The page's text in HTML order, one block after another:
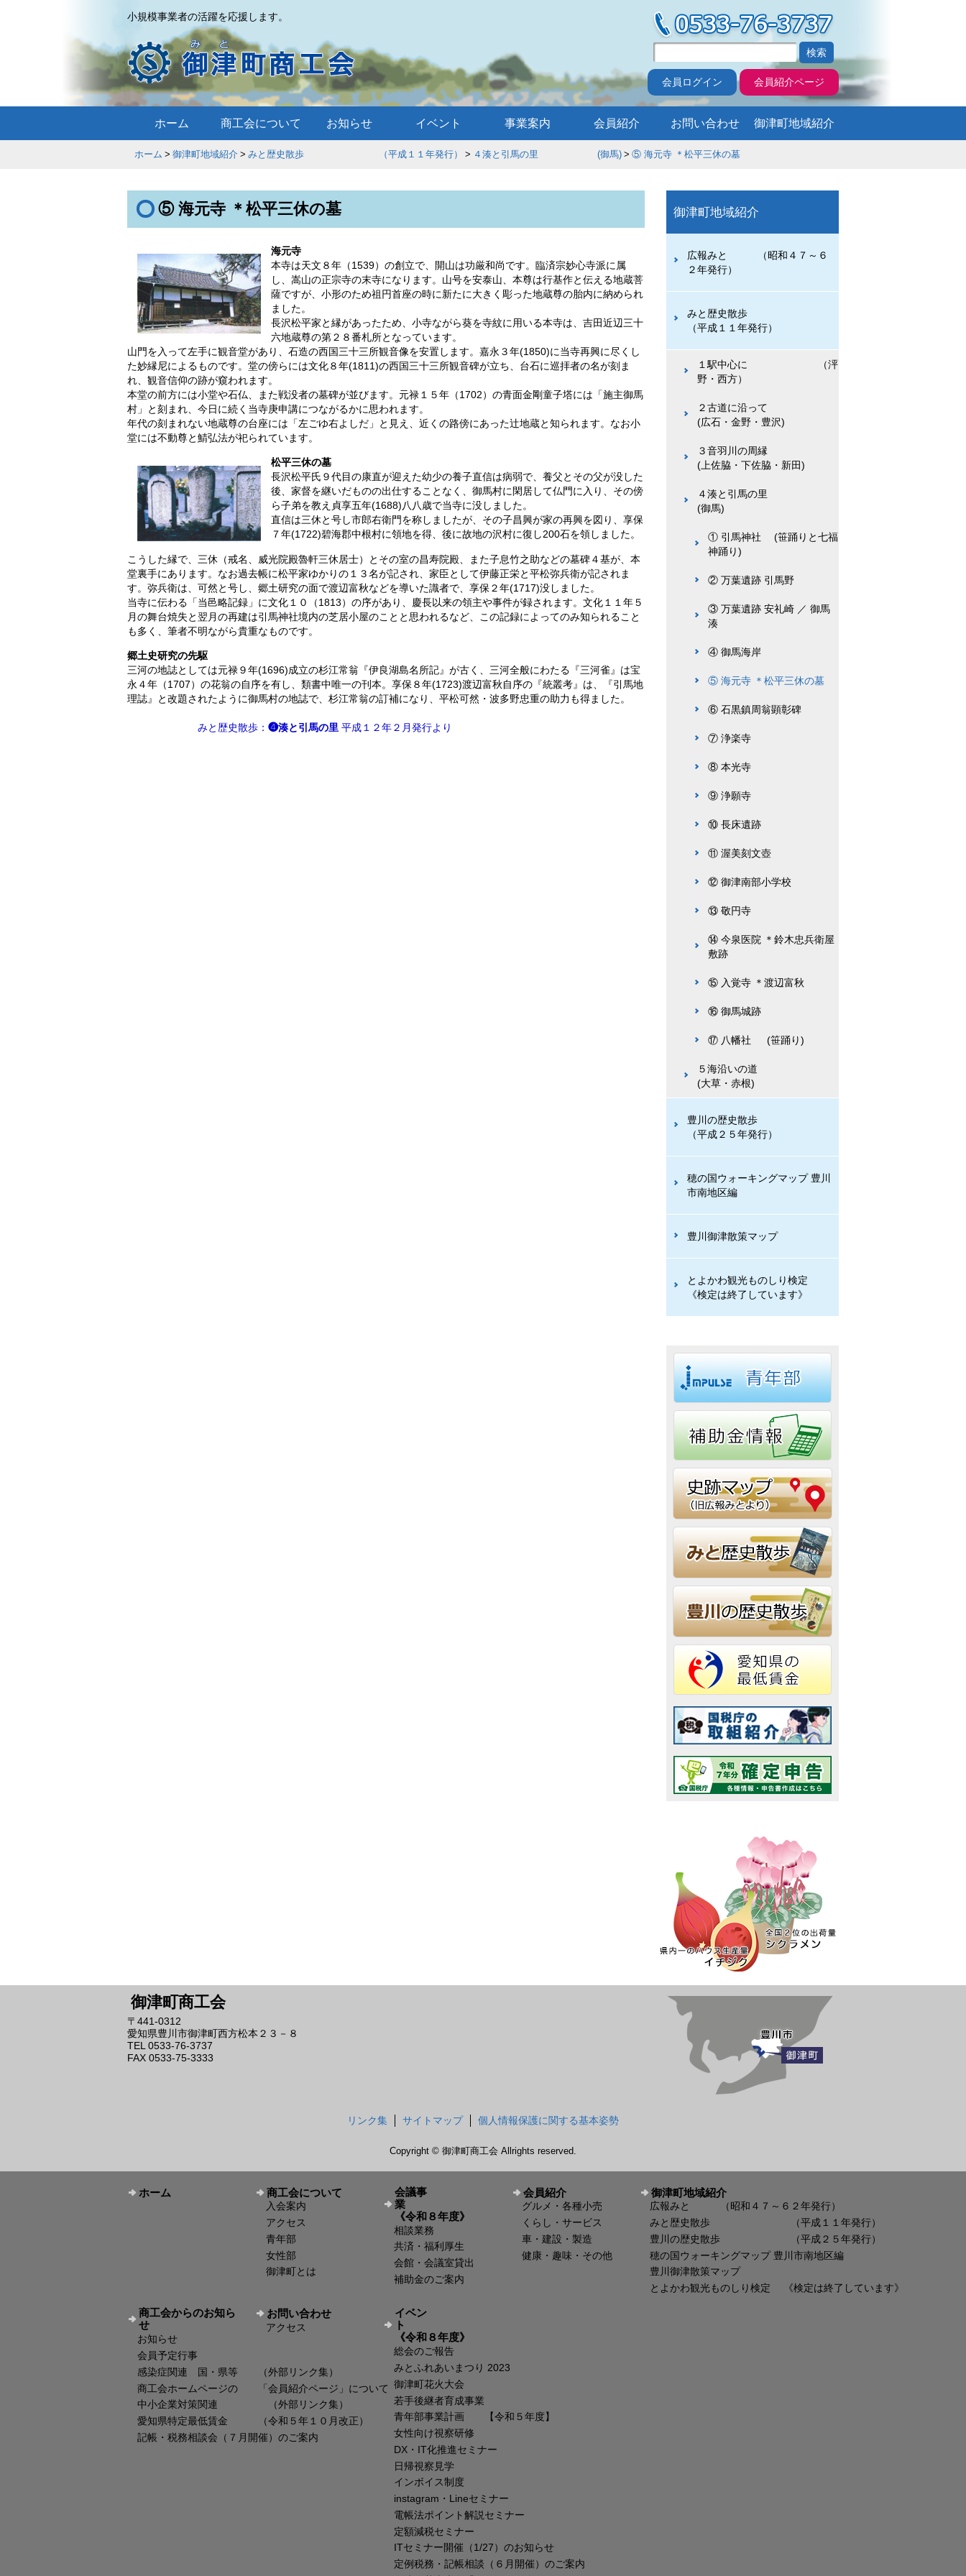
小規模事業者の活躍を応援します。
会員ログイン 会員紹介ページ
ホーム 商工会について お知らせ イベント 事業案内 会員紹介 お問い合わせ 御津町地域紹介
ホーム 御津町地域紹介 みと歴史散歩 （平成１１年発行） ４湊と引馬の里 (御馬) ⑤ 海元寺 ＊松平三休の墓
⑤ 海元寺 ＊松平三休の墓
海元寺
本寺は天文８年（1539）の創立で、開山は功厳和尚です。臨済宗妙心寺派に属
し、嵩山の正宗寺の末寺になります。山号を安泰山、本尊は行基作と伝える地蔵菩
薩ですが、小形のため祖円首座の時に新たに大きく彫った地蔵尊の胎内に納められ
ました。
長沢松平家と縁があったため、小寺ながら葵を寺紋に用いる本寺は、吉田近辺三十
六地蔵尊の第２８番札所となっています。
山門を入って左手に観音堂があり、石造の西国三十三所観音像を安置します。嘉永３年(1850)に当寺再興に尽くし
た妙縁尼によるものです。堂の傍らには文化８年(1811)の西国三十三所観音碑が立ち、台石に巡拝者の名が刻ま
れ、観音信仰の跡が窺われます。
本堂の前方には小堂や石仏、また戦没者の墓碑が並びます。元禄１５年（1702）の青面金剛童子塔には「施主御馬
村」と刻まれ、今日に続く当寺庚申講につながるかに思われます。
年代の刻まれない地蔵尊の台座には「左ごゆ右よしだ」と見え、近くの路傍にあった辻地蔵と知られます。なお小
堂には不動尊と鯖弘法が祀られています。
松平三休の墓
長沢松平氏９代目の康直が迎えた幼少の養子直信は病弱で、養父とその父が没した
後、家督を継いだものの出仕することなく、御馬村に閑居して仏門に入り、その傍
ら子弟を教え貞享五年(1688)八八歳で当寺に没しました。
直信は三休と号し市郎右衛門を称しましたが、その子昌興が家の再興を図り、享保
７年(1722)碧海郡中根村に領地を得、後に故地の沢村に復し200石を領しました。
こうした縁で、三休（戒名、威光院殿魯軒三休居士）とその室の昌寿院殿、また子息竹之助などの墓碑４基が、本
堂裏手にあります。なお過去帳に松平家ゆかりの１３名が記され、家臣として伊藤正栄と平松弥兵衛が記されま
す。弥兵衛は、可然と号し、郷土研究の面で渡辺富秋などを導いた識者で、享保２年(1717)没しました。
当寺に伝わる「当邑略記録」に文化１０（1813）の序があり、慶長以来の領主や事件が録されます。文化１１年５
月の舞台焼失と翌月の再建は引馬神社境内の芝居小屋のことと思われるなど、この記録によってのみ知られること
も多く、筆者不明ながら貴重なものです。
郷土史研究の先駆
三河の地誌としては元禄９年(1696)成立の杉江常翁『伊良湖島名所記』が古く、三河全般にわたる『三河雀』は宝
永４年（1707）の花翁の自序を有し、類書中唯一の刊本。享保８年(1723)渡辺富秋自序の『統叢考』は、『引馬地
理誌』と改題されたように御馬村の地誌で、杉江常翁の訂補になり、平松可然・波多野忠重の助力も得ました。
みと歴史散歩 ： ❹湊と引馬の里 平成１２年２月発行より
御津町地域紹介
広報みと （昭和４７～６
２年発行）
みと歴史散歩
（平成１１年発行）
１駅中心に （泙
野・西方）
２古道に沿って
(広石・金野・豊沢)
３音羽川の周縁
(上佐脇・下佐脇・新田)
４湊と引馬の里
(御馬)
① 引馬神社 (笹踊りと七福
神踊り)
② 万葉遺跡 引馬野
③ 万葉遺跡 安礼崎 ／ 御馬
湊
④ 御馬海岸
⑤ 海元寺 ＊松平三休の墓
⑥ 石黒鎮周翁顕彰碑
⑦ 浄楽寺
⑧ 本光寺
⑨ 浄願寺
⑩ 長床遺跡
⑪ 渥美刻文壺
⑫ 御津南部小学校
⑬ 敬円寺
⑭ 今泉医院 ＊鈴木忠兵衛屋
敷跡
⑮ 入覚寺 ＊渡辺富秋
⑯ 御馬城跡
⑰ 八幡社 (笹踊り)
５海沿いの道
(大草・赤根)
豊川の歴史散歩
（平成２５年発行）
穂の国ウォーキングマップ 豊川
市南地区編
豊川御津散策マップ
とよかわ観光ものしり検定
《検定は終了しています》
御津町商工会
〒441-0312
愛知県豊川市御津町西方松本２３－８
TEL 0533-76-3737
FAX 0533-75-3333
リンク集 サイトマップ 個人情報保護に関する基本姿勢
Copyright © 御津町商工会 Allrights reserved.
ホーム 商工会について
入会案内
アクセス
青年部
女性部
御津町とは
会議事
業
《令和８年度》
相談業務
共済・福利厚生
会館・会議室貸出
補助金のご案内
会員紹介
グルメ・各種小売
くらし・サービス
車・建設・製造
健康・趣味・その他
御津町地域紹介
広報みと （昭和４７～６２年発行）
みと歴史散歩 （平成１１年発行）
豊川の歴史散歩 （平成２５年発行）
穂の国ウォーキングマップ 豊川市南地区編
豊川御津散策マップ
とよかわ観光ものしり検定 《検定は終了しています》
商工会からのお知ら
せ
お知らせ
会員予定行事
感染症関連 国・県等 （外部リンク集）
商工会ホームページの 「会員紹介ページ」について
中小企業対策関連 （外部リンク集）
愛知県特定最低賃金 （令和５年１０月改正）
記帳・税務相談会（７月開催）のご案内
お問い合わせ
アクセス
イベン
ト
《令和８年度》
総会のご報告
みとふれあいまつり 2023
御津町花火大会
若手後継者育成事業
青年部事業計画 【令和５年度】
女性向け視察研修
DX・IT化推進セミナー
日帰視察見学
インボイス制度
instagram・Lineセミナー
電帳法ポイント解説セミナー
定額減税セミナー
ITセミナー開催（1/27）のお知らせ
定例税務・記帳相談（６月開催）のご案内